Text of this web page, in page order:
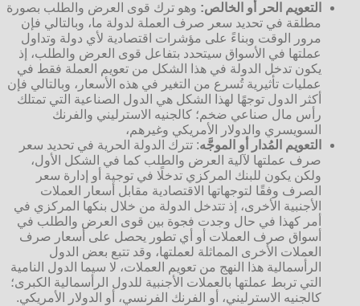
التعويم الحر أو الخالص: وهو ترك قوى العرض والطلب بصورة
مطلقة في تحديد سعر صرف العملة لدولة ما، وبالتالي فإن
مرور الوقت وبناءً على مؤشرات اقتصادية لأي دولة وتداول
عملتها في الأسواق سيتحدد بتفاعل قوى العرض والطلب، إذ
يكون تدخل الدولة في هذا الشكل من تعويم العملة فقط في
عمليات تأثيرية تُسرع من التغير في هذه الأسعار، وبالتالي فإن
أكثر الدول توجهًا لهذا الشكل هي الدول الصناعية التي تمتلك
رأس مال صناعي ضخم؛ كالجنيه الاسترليني والفرنك
السويسري والدولار الأمريكي وغيرهم،
التعويم المُدار أو الموجَّه: تترك الدولة الحرية في تحديد سعر
صرف عملتها لآلية العرض والطلب كما في الشكل الأول،
ولكن يكون للبنك المركزي تدخلًا في توجية أو إدارة سعر
الصرف وفقًا لتوجهاتها الاقتصادية مقابل أسعار العملات
الأجنبية الأخرى، إذ تتدخل الدولة من خلال بنكها المركزي في
أمر كهذا في حال وجدت فجوة بين قوى العرض والطلب في
أسواق صرف العملات أو أي تطور يحصل على أسعار صرف
العملات الأخرى المماثلة لعملتها، وقد تتبع بعض الدول
الرأسمالية هذا النهج من تعويم العملات، لا سيما الدول النامية
التي تربط عملتها بالعملات الأجنبية للدول الرأسمالية الكبرى؛
كالجنيه الاسترليني، أو الفرنك الفرنسي، أو الدولار الأمريكي.